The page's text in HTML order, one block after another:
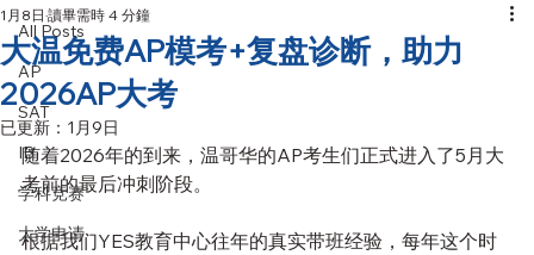
All Posts
AP
SAT
IB
学科竞赛
大学申请
大温免费AP模考+复盘诊断，助力
2026AP大考
1月8日 讀畢需時 4 分鐘
已更新： 1月9日
随着2026年的到来，温哥华的AP考生们正式进入了5月大
考前的最后冲刺阶段。
根据我们YES教育中心往年的真实带班经验，每年这个时